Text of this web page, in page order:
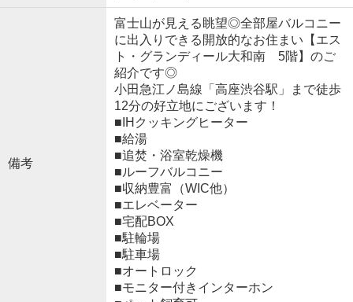
備考
富士山が見える眺望◎全部屋バルコニー
に出入りできる開放的なお住まい【エス
ト・グランディール大和南 5階】のご
紹介です◎
小田急江ノ島線「高座渋谷駅」まで徒歩
12分の好立地にございます！
■IHクッキングヒーター
■給湯
■追焚・浴室乾燥機
■ルーフバルコニー
■収納豊富（WIC他）
■エレベーター
■宅配BOX
■駐輪場
■駐車場
■オートロック
■モニター付きインターホン